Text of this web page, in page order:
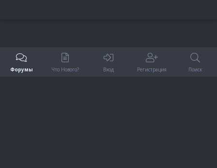
Форумы Что Нового? Вход Регистрация Поиск